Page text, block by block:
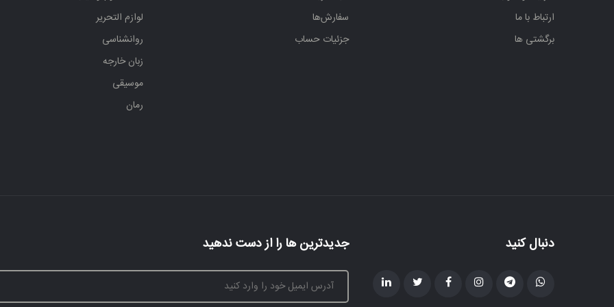
ارتباط با ما
برگشتی ها
سفارش‌ها
جزئیات حساب
لوازم التحریر
روانشناسی
زبان خارجه
موسیقی
رمان
دنبال کنید جدیدترین ها را از دست ندهید